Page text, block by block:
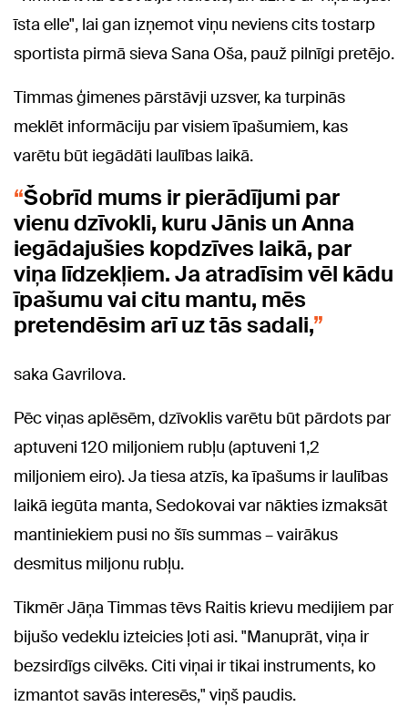
īsta elle", lai gan izņemot viņu neviens cits tostarp
sportista pirmā sieva Sana Oša, pauž pilnīgi pretējo.
Timmas ģimenes pārstāvji uzsver, ka turpinās
meklēt informāciju par visiem īpašumiem, kas
varētu būt iegādāti laulības laikā.
Šobrīd mums ir pierādījumi par
vienu dzīvokli, kuru Jānis un Anna
iegādajušies kopdzīves laikā, par
viņa līdzekļiem. Ja atradīsim vēl kādu
īpašumu vai citu mantu, mēs
pretendēsim arī uz tās sadali,
saka Gavrilova.
Pēc viņas aplēsēm, dzīvoklis varētu būt pārdots par
aptuveni 120 miljoniem rubļu (aptuveni 1,2
miljoniem eiro). Ja tiesa atzīs, ka īpašums ir laulības
laikā iegūta manta, Sedokovai var nākties izmaksāt
mantiniekiem pusi no šīs summas – vairākus
desmitus miljonu rubļu.
Tikmēr Jāņa Timmas tēvs Raitis krievu medijiem par
bijušo vedeklu izteicies ļoti asi. "Manuprāt, viņa ir
bezsirdīgs cilvēks. Citi viņai ir tikai instruments, ko
izmantot savās interesēs," viņš paudis.